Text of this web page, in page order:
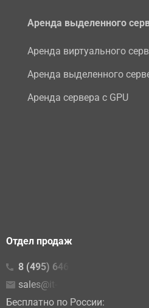
Аренда выделенного
Аренда виртуального
Аренда выделенного
Аренда сервера с GPU
Отдел продаж
8 (495) 646-23-16
sales@it-lite.ru
Бесплатно по России: